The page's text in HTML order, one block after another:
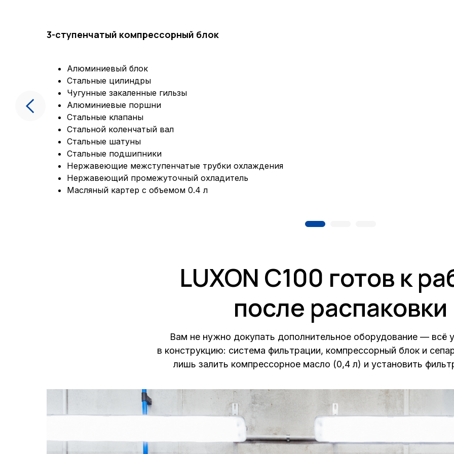
3-ступенчатый компрессорный блок
Алюминиевый блок
Стальные цилиндры
Чугунные закаленные гильзы
Алюминиевые поршни
Стальные клапаны
Стальной коленчатый вал
Стальные шатуны
Стальные подшипники
Нержавеющие межступенчатые трубки охлаждения
Нержавеющий промежуточный охладитель
Масляный картер с объемом 0.4 л
LUXON C100 готов к
после распаковки
Вам не нужно докупать дополнительное оборудование — всё
в конструкцию: система фильтрации, компрессорный блок и
лишь залить компрессорное масло (0,4 л) и установить